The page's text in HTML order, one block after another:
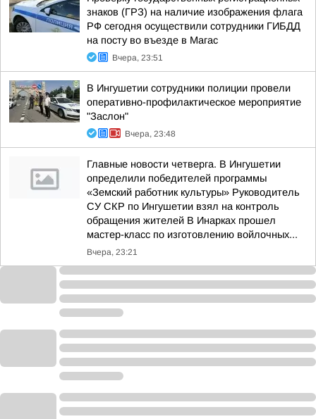
знаков (ГРЗ) на наличие изображения флага
РФ сегодня осуществили сотрудники ГИБДД
на посту во въезде в Магас
Вчера, 23:51
В Ингушетии сотрудники полиции провели
оперативно-профилактическое мероприятие
"Заслон"
Вчера, 23:48
Главные новости четверга. В Ингушетии
определили победителей программы
«Земский работник культуры» Руководитель
СУ СКР по Ингушетии взял на контроль
обращения жителей В Инарках прошел
мастер-класс по изготовлению войлочных...
Вчера, 23:21